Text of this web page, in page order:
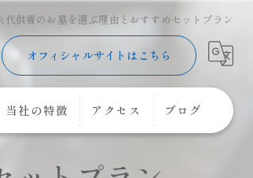
代供養のお墓を選ぶ理由とおすすめセットプラン
オフィシャルサイトはこちら
当社の特徴 アクセス ブログ